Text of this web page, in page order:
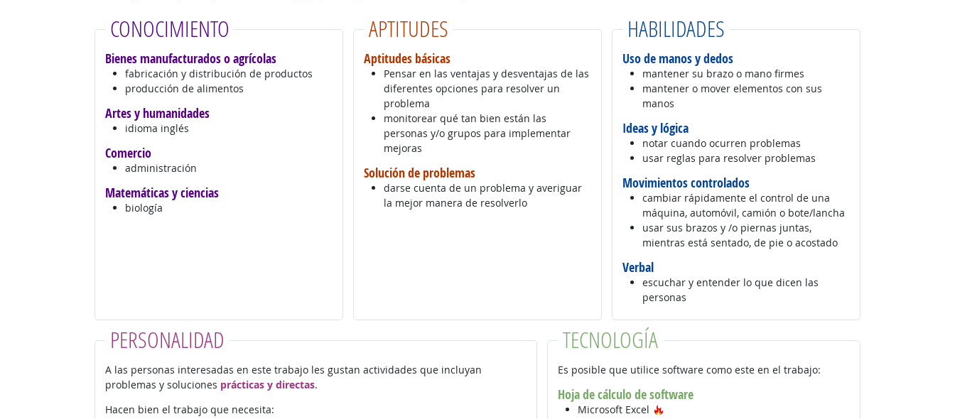
CONOCIMIENTO
Bienes manufacturados o agrícolas
fabricación y distribución de productos
producción de alimentos
Artes y humanidades
idioma inglés
Comercio
administración
Matemáticas y ciencias
biología
APTITUDES
Aptitudes básicas
Pensar en las ventajas y desventajas de las
diferentes opciones para resolver un
problema
monitorear qué tan bien están las
personas y/o grupos para implementar
mejoras
Solución de problemas
darse cuenta de un problema y averiguar
la mejor manera de resolverlo
HABILIDADES
Uso de manos y dedos
mantener su brazo o mano firmes
mantener o mover elementos con sus
manos
Ideas y lógica
notar cuando ocurren problemas
usar reglas para resolver problemas
Movimientos controlados
cambiar rápidamente el control de una
máquina, automóvil, camión o bote/lancha
usar sus brazos y /o piernas juntas,
mientras está sentado, de pie o acostado
Verbal
escuchar y entender lo que dicen las
personas
PERSONALIDAD
A las personas interesadas en este trabajo les gustan actividades que incluyan
problemas y soluciones prácticas y directas.
Hacen bien el trabajo que necesita:
TECNOLOGÍA
Es posible que utilice software como este en el trabajo:
Hoja de cálculo de software
Microsoft Excel